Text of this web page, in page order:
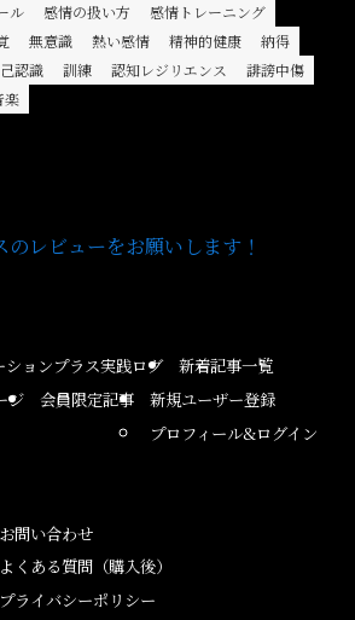
ル 感情の扱い方
感情トレーニング
無意識 熱い感情 精神的健康
納得
認識 訓練 認知レジリエンス
誹謗中傷
楽
レビューをお願いします！
ションプラス実践ログ
新着記事一覧
ジ
会員限定記事
新規ユーザー登録
プロフィール&ログイン
お問い合わせ
よくある質問（購入後）
プライバシーポリシー